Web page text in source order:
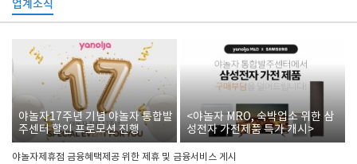
업계소식
야놀자17주년 기념 야놀자 통합발
주센터 할인 프로모션 진행
<야놀자 MRO, 숙박업소 위한 삼
성전자 가전제품 특가 개시>
야놀자제휴점 금융혜택제공 위한 제휴 및 금융서비스 게시